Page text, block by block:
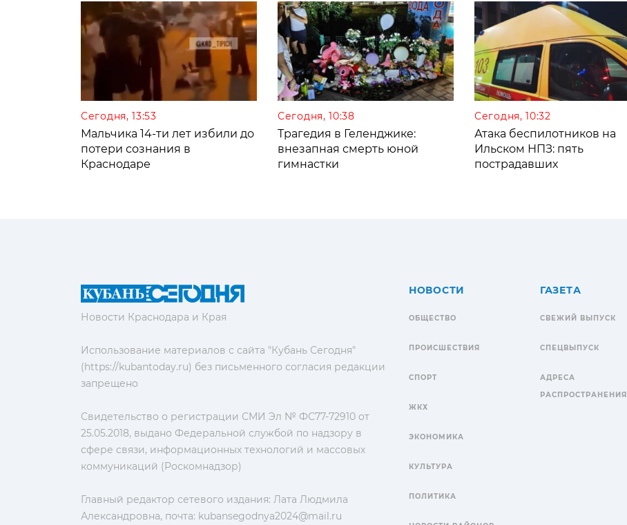
Сегодня, 13:53
Мальчика 14-ти лет избили до
потери сознания в
Краснодаре
Сегодня, 10:38
Трагедия в Геленджике:
внезапная смерть юной
гимнастки
Сегодня, 10:32
Атака беспилотников на
Ильском НПЗ: пять
пострадавших
Новости Краснодара и Края
Использование материалов с сайта "Кубань Сегодня"
(https://kubantoday.ru) без письменного согласия редакции
запрещено
Свидетельство о регистрации СМИ Эл № ФС77-72910 от
25.05.2018, выдано Федеральной службой по надзору в
сфере связи, информационных технологий и массовых
коммуникаций (Роскомнадзор)
Главный редактор сетевого издания: Лата Людмила
Александровна, почта: kubansegodnya2024@mail.ru
НОВОСТИ
ОБЩЕСТВО
ПРОИСШЕСТВИЯ
СПОРТ
ЖКХ
ЭКОНОМИКА
КУЛЬТУРА
ПОЛИТИКА
ГАЗЕТА
СВЕЖИЙ ВЫПУСК
СПЕЦВЫПУСК
АДРЕСА
РАСПРОСТРАНЕНИЯ